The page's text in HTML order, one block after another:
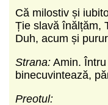
Că milostiv și
Ție slavă înălțăm,
Duh, acum și
Strana: Amin.
binecuvintează,
Preotul: